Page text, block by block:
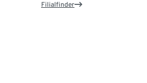
Filialfinder